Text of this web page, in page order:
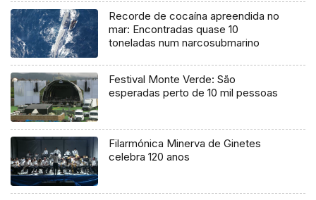
Recorde de cocaína apreendida no
mar: Encontradas quase 10
toneladas num narcosubmarino
Festival Monte Verde: São
esperadas perto de 10 mil pessoas
Filarmónica Minerva de Ginetes
celebra 120 anos